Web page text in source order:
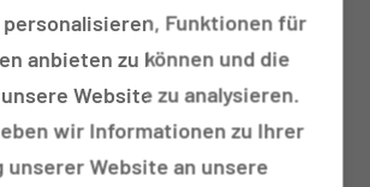
personalisieren, Funktionen für
anbieten zu können und die
Website zu analysieren.
wir Informationen zu Ihrer
unserer Website an unsere